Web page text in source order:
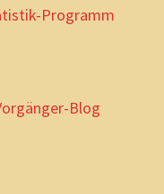
Programm
Blog